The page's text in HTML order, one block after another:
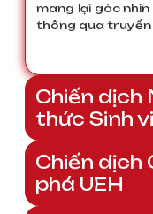
mang lại góc
thông qua truyền
Chiến dịch
thức Sinh
Chiến dịch
phá UEH